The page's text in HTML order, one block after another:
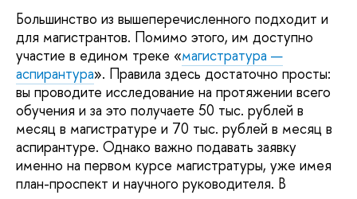
Большинство из вышеперечисленного подходит и
для магистрантов. Помимо этого, им доступно
участие в едином треке «магистратура —
аспирантура». Правила здесь достаточно просты:
вы проводите исследование на протяжении всего
обучения и за это получаете 50 тыс. рублей в
месяц в магистратуре и 70 тыс. рублей в месяц в
аспирантуре. Однако важно подавать заявку
именно на первом курсе магистратуры, уже имея
план-проспект и научного руководителя. В